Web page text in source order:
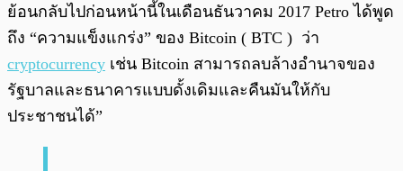
ย้อนกลับไปก่อนหน้านี้ในเดือนธันวาคม 2017 Petro ได้พูด
ถึง “ความแข็งแกร่ง” ของ Bitcoin ( BTC ) ว่า
cryptocurrency เช่น Bitcoin สามารถลบล้างอำนาจของ
รัฐบาลและธนาคารแบบดั้งเดิมและคืนมันให้กับ
ประชาชนได้”